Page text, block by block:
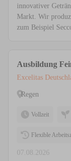
innovativer
Markt. Wir
zum Beispiel
Ausbildung
Excelitas
Regen
Vollzeit
Flexible
07.08.2026